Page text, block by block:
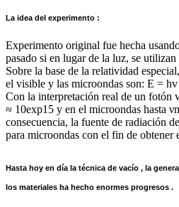
La idea del experimento :
Experimento original fue hecha
pasado si en lugar de la luz, se
Sobre la base de la relatividad
el visible y las microondas son: E = hv
Con la interpretación real de un fotón
≈ 10exp15 y en el microondas hasta
consecuencia, la fuente de radiación
para microondas con el fin de obtener
Hasta hoy en día la técnica de vacío , la
los materiales ha hecho enormes progresos .